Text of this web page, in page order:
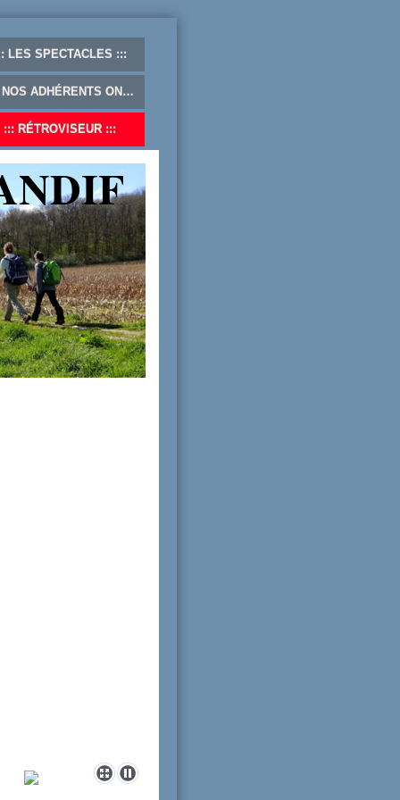
LES SPECTACLES
NOS ADHÉRENTS ONT DU TALENT ...
RÉTROVISEUR